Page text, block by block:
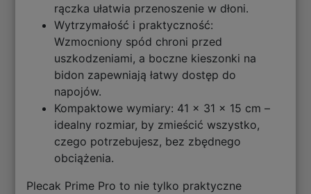
rączka ułatwia przenoszenie w dłoni.
Wytrzymałość i praktyczność:
Wzmocniony spód chroni przed
uszkodzeniami, a boczne kieszonki na
bidon zapewniają łatwy dostęp do
napojów.
Kompaktowe wymiary: 41 x 31 x 15 cm –
idealny rozmiar, by zmieścić wszystko,
czego potrzebujesz, bez zbędnego
obciążenia.
Plecak Prime Pro to nie tylko praktyczne